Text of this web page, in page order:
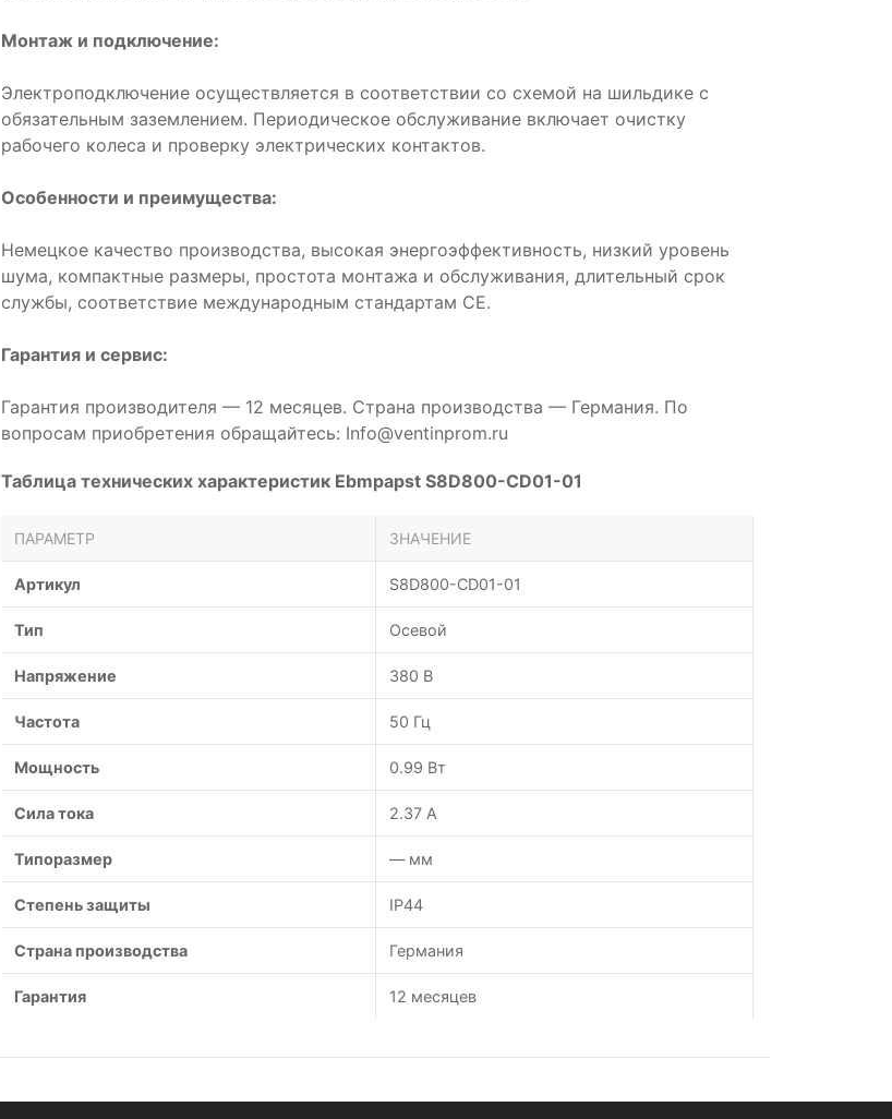
Монтаж и подключение:
Электроподключение осуществляется в соответствии со схемой на шильдике с
обязательным заземлением. Периодическое обслуживание включает очистку
рабочего колеса и проверку электрических контактов.
Особенности и преимущества:
Немецкое качество производства, высокая энергоэффективность, низкий уровень
шума, компактные размеры, простота монтажа и обслуживания, длительный срок
службы, соответствие международным стандартам CE.
Гарантия и сервис:
Гарантия производителя — 12 месяцев. Страна производства — Германия. По
вопросам приобретения обращайтесь: Info@ventinprom.ru
Таблица технических характеристик Ebmpapst S8D800-CD01-01
ПАРАМЕТР ЗНАЧЕНИЕ
Артикул S8D800-CD01-01
Тип Осевой
Напряжение 380 В
Частота 50 Гц
Мощность 0.99 Вт
Сила тока 2.37 А
Типоразмер — мм
Степень защиты IP44
Страна производства Германия
Гарантия 12 месяцев